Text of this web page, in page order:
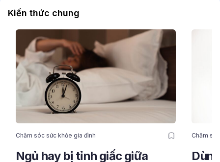
Kiến thức chung
Chăm sóc sức khỏe gia đình
Ngủ hay bị tỉnh giấc giữa
Chăm